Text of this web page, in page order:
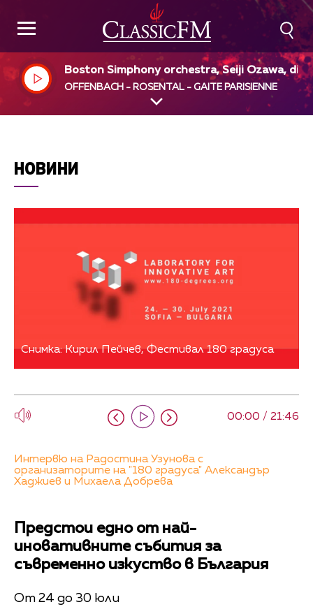
Boston Simphony orchestra, Seiji Ozawa, dir
OFFENBACH - ROSENTAL - GAITE PARISIENNE
НОВИНИ
Снимка: Кирил Пейчев, Фестивал 180 градуса
00:00 / 21:46
Интервю на Радостина Узунова с
организаторите на "180 градуса" Александър
Хаджиев и Михаела Добрева
Предстои едно от най-
иновативните събития за
съвременно изкуство в България
От 24 до 30 юли